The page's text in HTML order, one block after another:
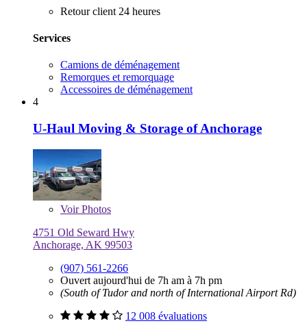
Retour client 24 heures
Services
Camions de déménagement
Remorques et remorquage
Accessoires de déménagement
4
U-Haul Moving & Storage of Anchorage
VoirPhotos
4751 Old Seward Hwy
Anchorage, AK 99503
(907) 561-2266
Ouvert aujourd'hui de 7h am à 7h pm
(South of Tudor and north of International Airport Rd)
12 008 évaluations